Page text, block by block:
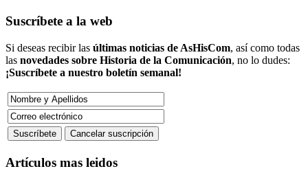
Suscríbete a la web
Si deseas recibir las últimas noticias de AsHisCom, así como todas
las novedades sobre Historia de la Comunicación, no lo dudes:
¡Suscríbete a nuestro boletín semanal!
Artículos mas leidos